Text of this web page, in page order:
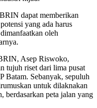
dapat memberikan
yang ada harus
oleh
Asep Riswoko,
tujuh riset dari lima pusat
Batam. Sebanyak, sepuluh
untuk dilaknakan
berdasarkan peta jalan yang